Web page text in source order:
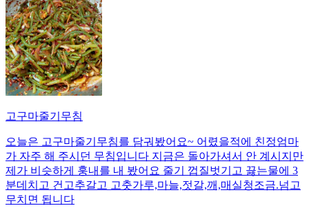
고구마줄기무침
오늘은 고구마줄기무침를 담궈봤어요~ 어렸을적에 친정엄마
가 자주 해 주시던 무침입니다 지금은 돌아가셔서 안 계시지만
제가 비슷하게 훙내를 내 봤어요 줄기 껍질벗기고 끓는물에 3
분데치고 건고추갈고 고춧가루,마늘,젓갈,깨,매실청조금.넘고
무치면 됩니다